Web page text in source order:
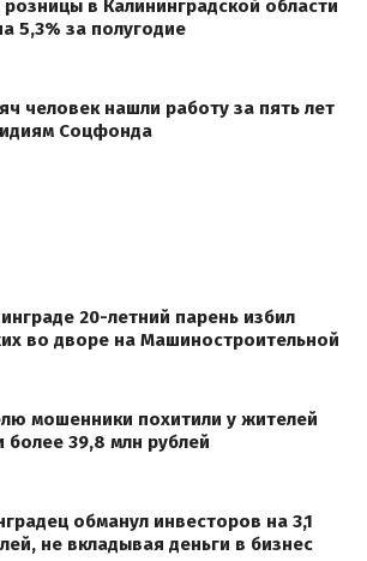
в Калининградской области
5,3% за полугодие
человек нашли работу за пять лет
Соцфонда
20-летний парень избил
во дворе на Машиностроительной
мошенники похитили у жителей
более 39,8 млн рублей
обманул инвесторов на 3,1
не вкладывая деньги в бизнес